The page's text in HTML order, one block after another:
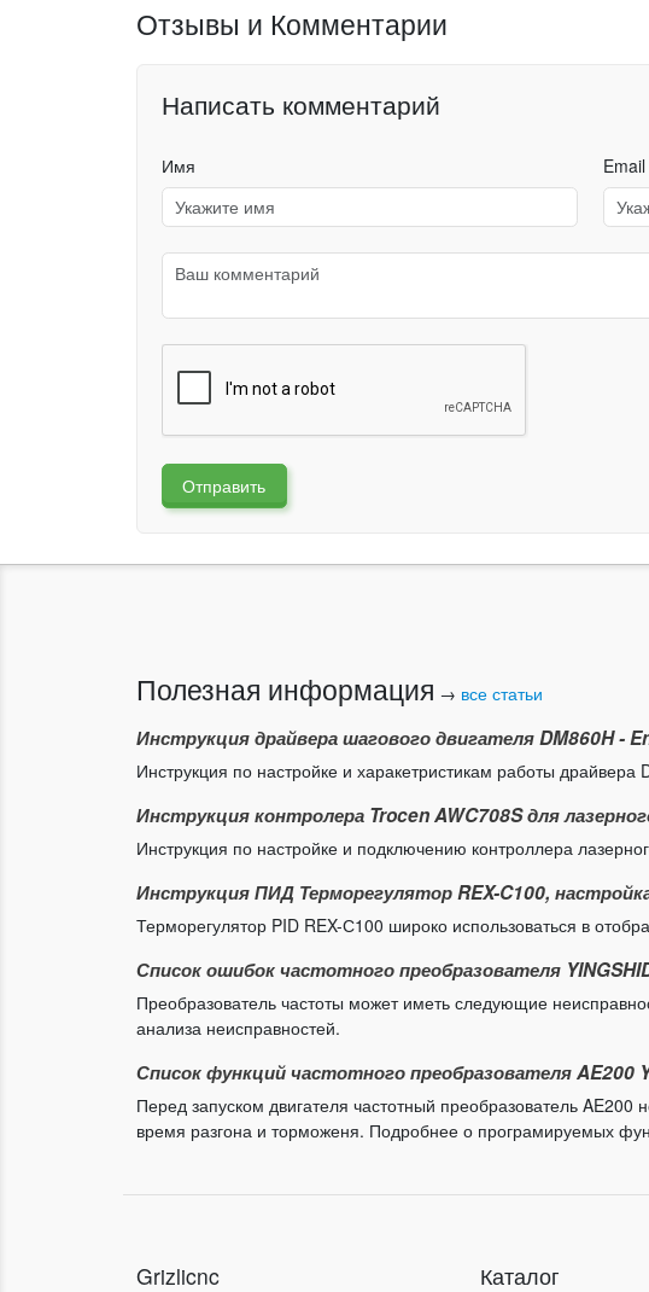
Отзывы и Комментарии
Написать комментарий
Имя Email
Отправить
Полезная информация → все статьи
Инструкция драйвера шагового двигателя DM860H -
Инструкция по настройке и харакетристикам работы драйвера
Инструкция контролера Trocen AWC708S для
Инструкция по настройке и подключению контроллера
Инструкция ПИД Терморегулятор REX-C100,
Терморегулятор PID REX-С100 широко использоваться в
Список ошибок частотного преобразователя
Преобразователь частоты может иметь следующие
анализа неисправностей.
Список функций частотного преобразователя AE200
Перед запуском двигателя частотный преобразователь
время разгона и торможеня. Подробнее о програмируемых
Grizlicnc Каталог